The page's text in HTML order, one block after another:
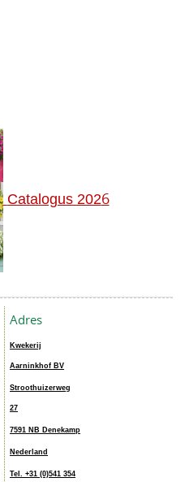
Catalogus 2026
Adres
Kwekerij
Aarninkhof BV
Stroothuizerweg
27
7591 NB Denekamp
Nederland
Tel. +31 (0)541 354